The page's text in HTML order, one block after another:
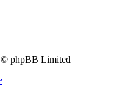
phpBB Limited